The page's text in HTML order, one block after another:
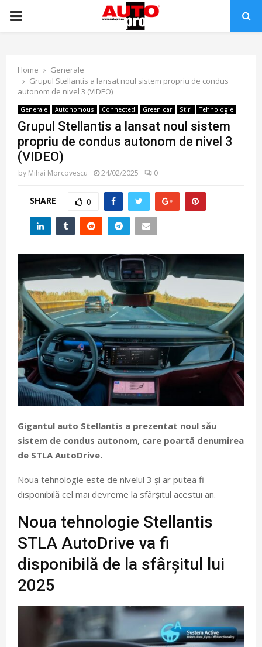
PRIMARY
Home
Generale
Grupul Stellantis a lansat noul sistem propriu de condus
autonom de nivel 3 (VIDEO)
Generale Autonomous Connected Green car Stiri Tehnologie
Grupul Stellantis a lansat noul sistem
propriu de condus autonom de nivel 3
(VIDEO)
by Mihai Morcovescu 24/02/2025 0
SHARE 0
Gigantul auto Stellantis a prezentat noul său
sistem de condus autonom, care poartă denumirea
de STLA AutoDrive.
Noua tehnologie este de nivelul 3 și ar putea fi
disponibilă cel mai devreme la sfârșitul acestui an.
Noua tehnologie Stellantis
STLA AutoDrive va fi
disponibilă de la sfârșitul lui
2025